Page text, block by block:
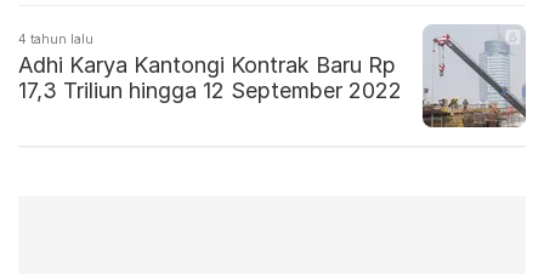
4 tahun lalu
Adhi Karya Kantongi Kontrak Baru Rp
17,3 Triliun hingga 12 September 2022